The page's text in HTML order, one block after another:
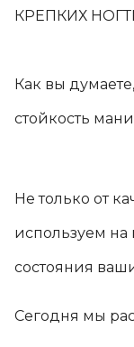
Дизайн среды
Цены
НОВОСТИ
О курсах (63)
О навыках (41)
Все разделы (4)
КРЕПКИХ
Как вы
стойкость
Не только от
используем на
состояния
Сегодня мы